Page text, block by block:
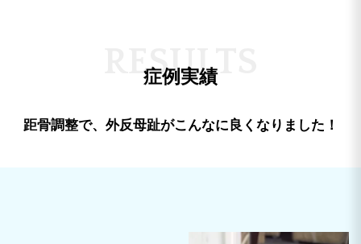
症例実績
ESULT
距骨調整で、外反母趾がこんなに良くなりました！